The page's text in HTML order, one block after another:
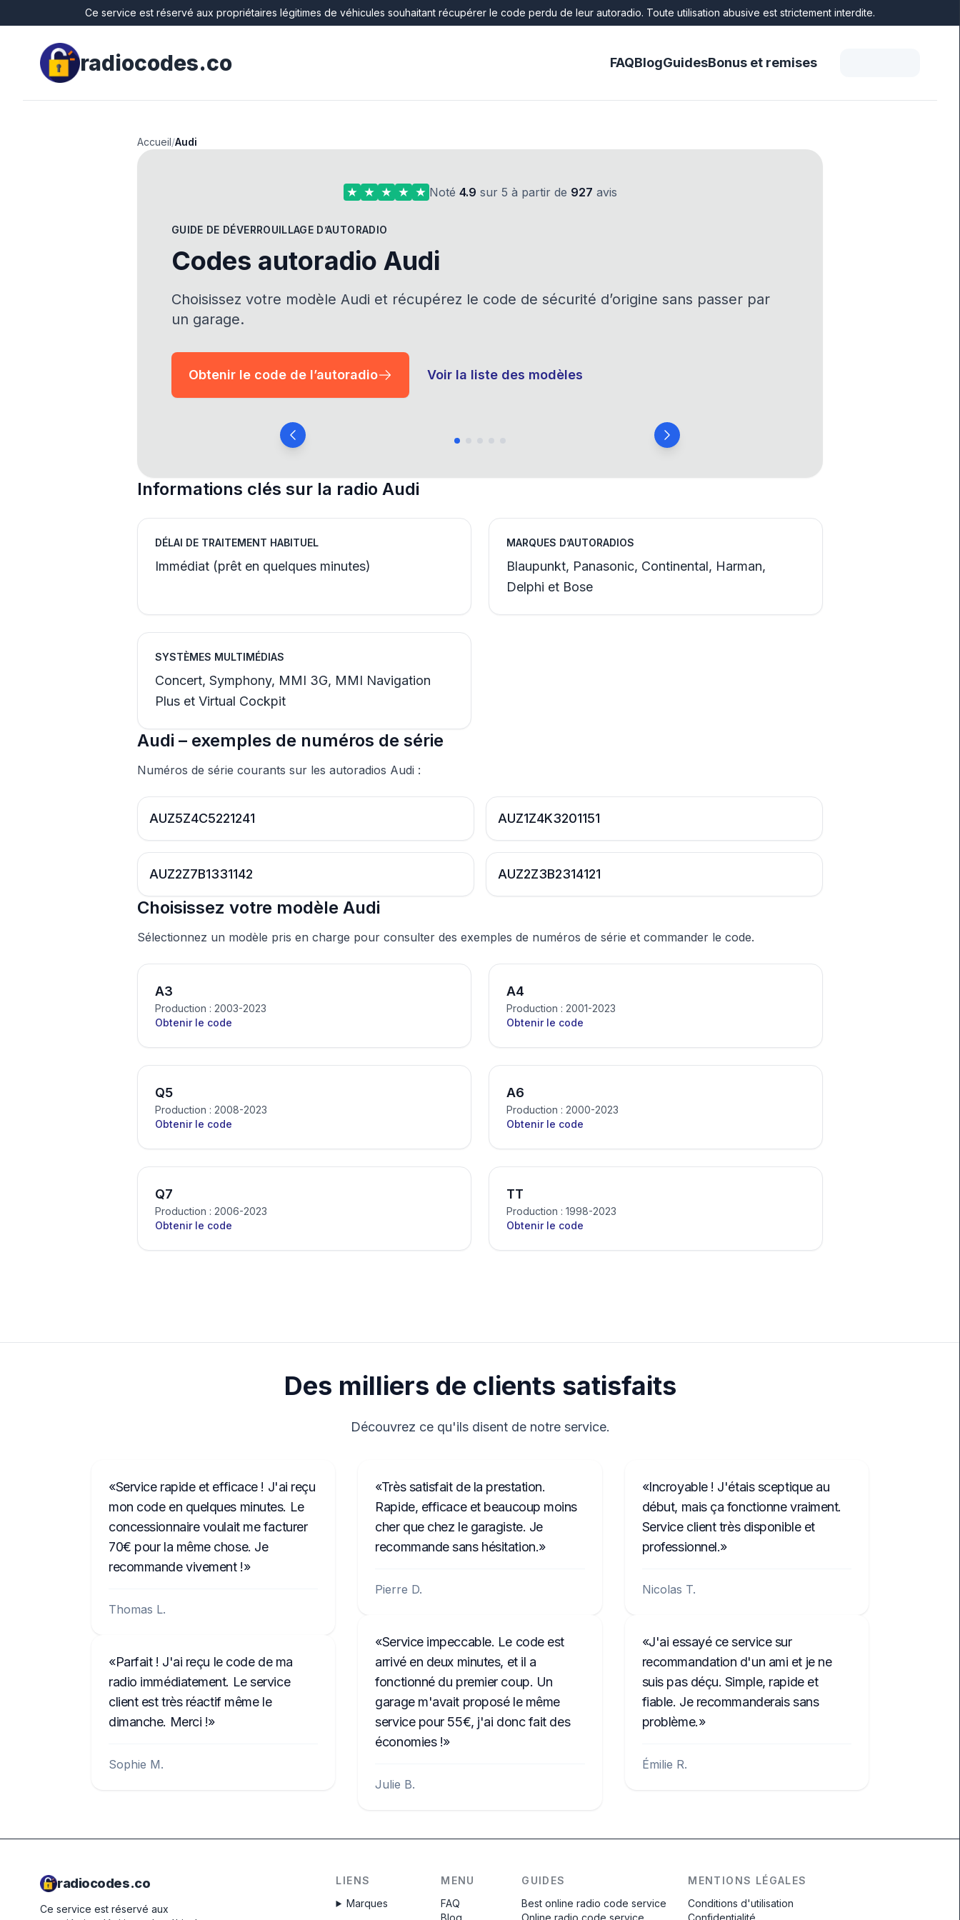
Ce service est réservé aux propriétaires légitimes de véhicules souhaitant récupérer le code perdu de leur autoradio. Toute utilisation abusive est strictement interdite.
radiocodes.co FAQBlogGuidesBonus et remises
Accueil/Audi
Noté 4.9 sur 5 à partir de 927 avis
GUIDE DE DÉVERROUILLAGE D’AUTORADIO
Codes autoradio Audi
Choisissez votre modèle Audi et récupérez le code de sécurité d’origine sans passer par
un garage.
Obtenir le code de l’autoradio Voir la liste des modèles
Informations clés sur la radio Audi
DÉLAI DE TRAITEMENT HABITUEL
Immédiat (prêt en quelques minutes)
MARQUES D’AUTORADIOS
Blaupunkt, Panasonic, Continental, Harman,
Delphi et Bose
SYSTÈMES MULTIMÉDIAS
Concert, Symphony, MMI 3G, MMI Navigation
Plus et Virtual Cockpit
Audi – exemples de numéros de série
Numéros de série courants sur les autoradios Audi :
AUZ5Z4C5221241 AUZ1Z4K3201151
AUZ2Z7B1331142 AUZ2Z3B2314121
Choisissez votre modèle Audi
Sélectionnez un modèle pris en charge pour consulter des exemples de numéros de série et commander le code.
A3
Production : 2003-2023
Obtenir le code
A4
Production : 2001-2023
Obtenir le code
Q5
Production : 2008-2023
Obtenir le code
A6
Production : 2000-2023
Obtenir le code
Q7
Production : 2006-2023
Obtenir le code
TT
Production : 1998-2023
Obtenir le code
Des milliers de clients satisfaits
Découvrez ce qu'ils disent de notre service.
Service rapide et efficace ! J'ai reçu
mon code en quelques minutes. Le
concessionnaire voulait me facturer
70€ pour la même chose. Je
recommande vivement !
Thomas L.
Parfait ! J'ai reçu le code de ma
radio immédiatement. Le service
client est très réactif même le
dimanche. Merci !
Sophie M.
Très satisfait de la prestation.
Rapide, efficace et beaucoup moins
cher que chez le garagiste. Je
recommande sans hésitation.
Pierre D.
Service impeccable. Le code est
arrivé en deux minutes, et il a
fonctionné du premier coup. Un
garage m'avait proposé le même
service pour 55€, j'ai donc fait des
économies !
Julie B.
Incroyable ! J'étais sceptique au
début, mais ça fonctionne vraiment.
Service client très disponible et
professionnel.
Nicolas T.
J'ai essayé ce service sur
recommandation d'un ami et je ne
suis pas déçu. Simple, rapide et
fiable. Je recommanderais sans
problème.
Émilie R.
radiocodes.co
Ce service est réservé aux
LIENS
Marques
MENU
FAQ
Blog
GUIDES
Best online radio code service
Online radio code service
MENTIONS LÉGALES
Conditions d'utilisation
Confidentialité